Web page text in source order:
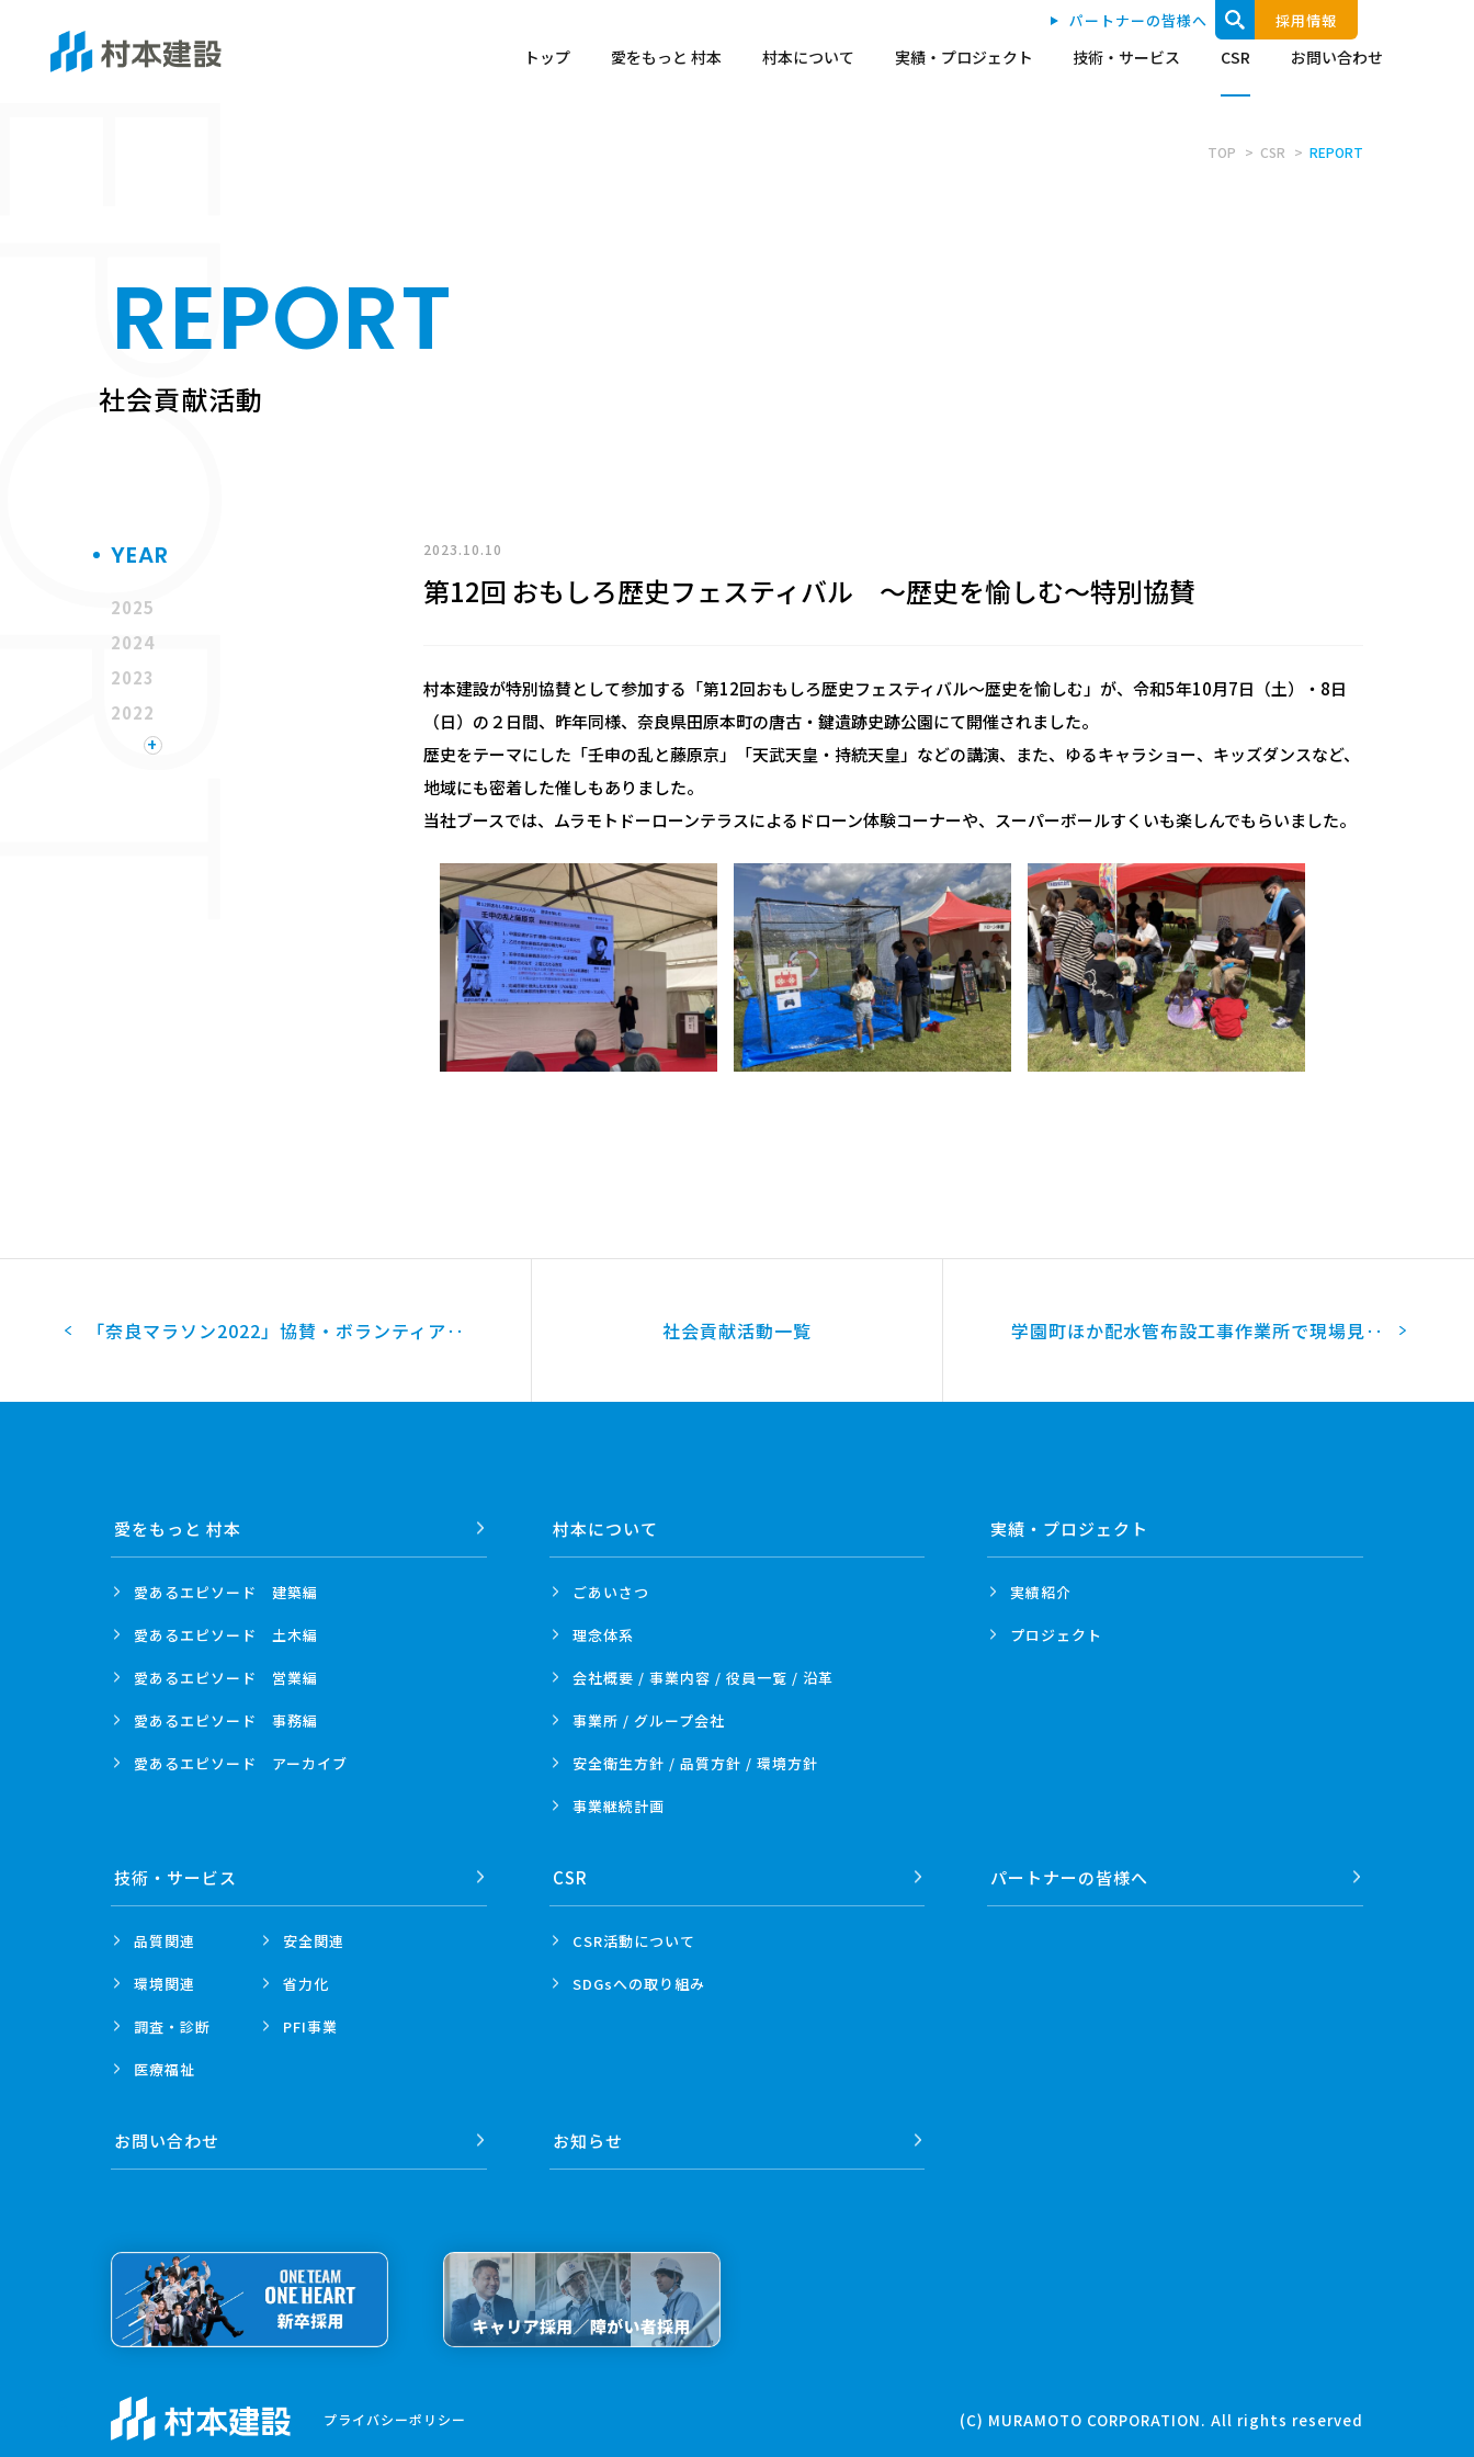
トップ 愛をもっと 村本 村本について 実績・プロジェクト 技術・サービス CSR お問い合わせ
パートナーの皆様へ 採用情報
TOP CSR REPORT
REPORT
社会貢献活動
YEAR
2025
2024
2023
2022
2021+
2023.10.10
第12回 おもしろ歴史フェスティバル ～歴史を愉しむ～特別協賛
村本建設が特別協賛として参加する「第12回おもしろ歴史フェスティバル～歴史を愉しむ」が、令和5年10月7日（土）・8日
（日）の２日間、昨年同様、奈良県田原本町の唐古・鍵遺跡史跡公園にて開催されました。
歴史をテーマにした「壬申の乱と藤原京」「天武天皇・持統天皇」などの講演、また、ゆるキャラショー、キッズダンスなど、
地域にも密着した催しもありました。
当社ブースでは、ムラモトドーローンテラスによるドローン体験コーナーや、スーパーボールすくいも楽しんでもらいました。
「奈良マラソン2022」協賛・ボランティア‥ 社会貢献活動一覧 学園町ほか配水管布設工事作業所で現場見‥
愛をもっと 村本
愛あるエピソード 建築編
愛あるエピソード 土木編
愛あるエピソード 営業編
愛あるエピソード 事務編
愛あるエピソード アーカイブ
村本について
ごあいさつ
理念体系
会社概要 / 事業内容 / 役員一覧 / 沿革
事業所 / グループ会社
安全衛生方針 / 品質方針 / 環境方針
事業継続計画
実績・プロジェクト
実績紹介
プロジェクト
技術・ サービス
品質関連 安全関連
環境関連 省力化
調査・診断 PFI事業
医療福祉
CSR
CSR活動について
SDGsへの取り組み
パートナーの皆様へ
お問い合わせ お知らせ
プライバシーポリシー (C) MURAMOTO CORPORATION. All rights reserved